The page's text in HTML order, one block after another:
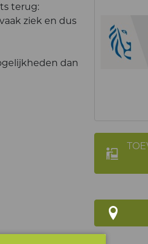
terug:
ziek en dus
dan